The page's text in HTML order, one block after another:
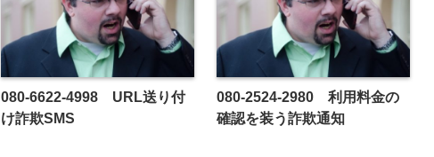
080-6622-4998 URL送り付
け詐欺SMS
080-2524-2980 利用料金の
確認を装う詐欺通知